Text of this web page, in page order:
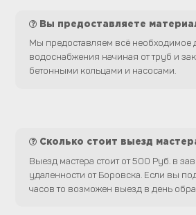
Вы предоставляете
Мы предоставляем всё необходимое
водоснабжения начиная от труб и
бетонными кольцами и насосами.
Сколько стоит выезд
Выезд мастера стоит от 500 Руб. в
удаленности от Боровска. Если вы
часов то возможен выезд в день